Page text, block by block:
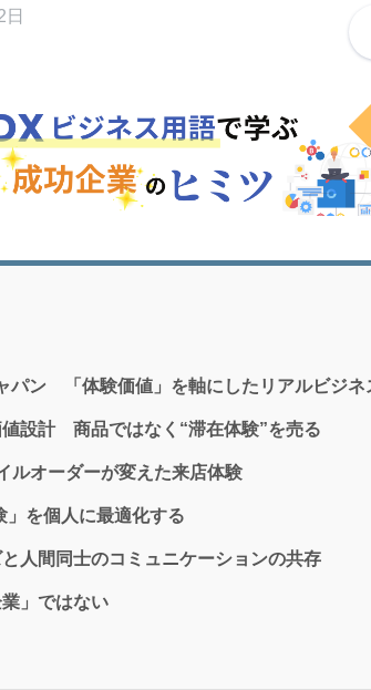
パン 「体験価値」を軸にしたリアルビジネ
値設計 商品ではなく“滞在体験”を売る
オーダーが変えた来店体験
を個人に最適化する
人間同士のコミュニケーションの共存
」ではない